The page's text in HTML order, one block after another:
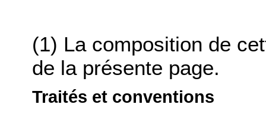
(1) La composition de
de la présente page.
Traités et conventions